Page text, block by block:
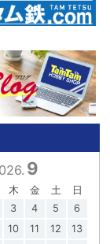
9
木 金 土
日
3 4 5
6
10 11 12
13